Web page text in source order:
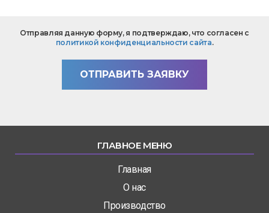
вопроса
Отправляя данную форму, я подтверждаю, что согласен с
политикой конфиденциальности сайта.
ОТПРАВИТЬ ЗАЯВКУ
ГЛАВНОЕ МЕНЮ
Главная
О нас
Производство